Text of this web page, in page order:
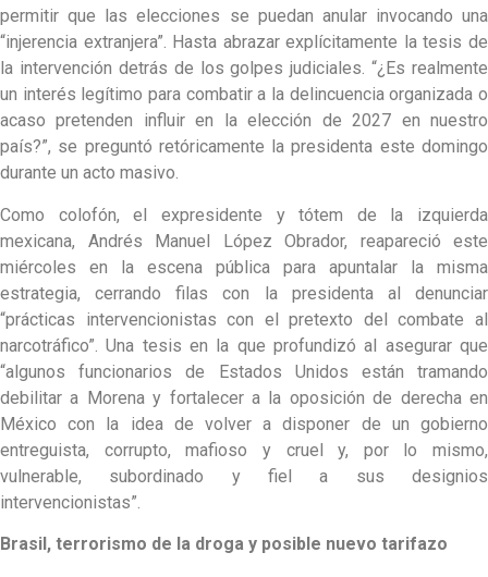
permitir que las elecciones se puedan anular invocando una
“injerencia extranjera”. Hasta abrazar explícitamente la tesis de
la intervención detrás de los golpes judiciales. “¿Es realmente
un interés legítimo para combatir a la delincuencia organizada o
acaso pretenden influir en la elección de 2027 en nuestro
país?”, se preguntó retóricamente la presidenta este domingo
durante un acto masivo.
Como colofón, el expresidente y tótem de la izquierda
mexicana, Andrés Manuel López Obrador, reapareció este
miércoles en la escena pública para apuntalar la misma
estrategia, cerrando filas con la presidenta al denunciar
“prácticas intervencionistas con el pretexto del combate al
narcotráfico”. Una tesis en la que profundizó al asegurar que
“algunos funcionarios de Estados Unidos están tramando
debilitar a Morena y fortalecer a la oposición de derecha en
México con la idea de volver a disponer de un gobierno
entreguista, corrupto, mafioso y cruel y, por lo mismo,
vulnerable, subordinado y fiel a sus designios
intervencionistas”.
Brasil, terrorismo de la droga y posible nuevo tarifazo